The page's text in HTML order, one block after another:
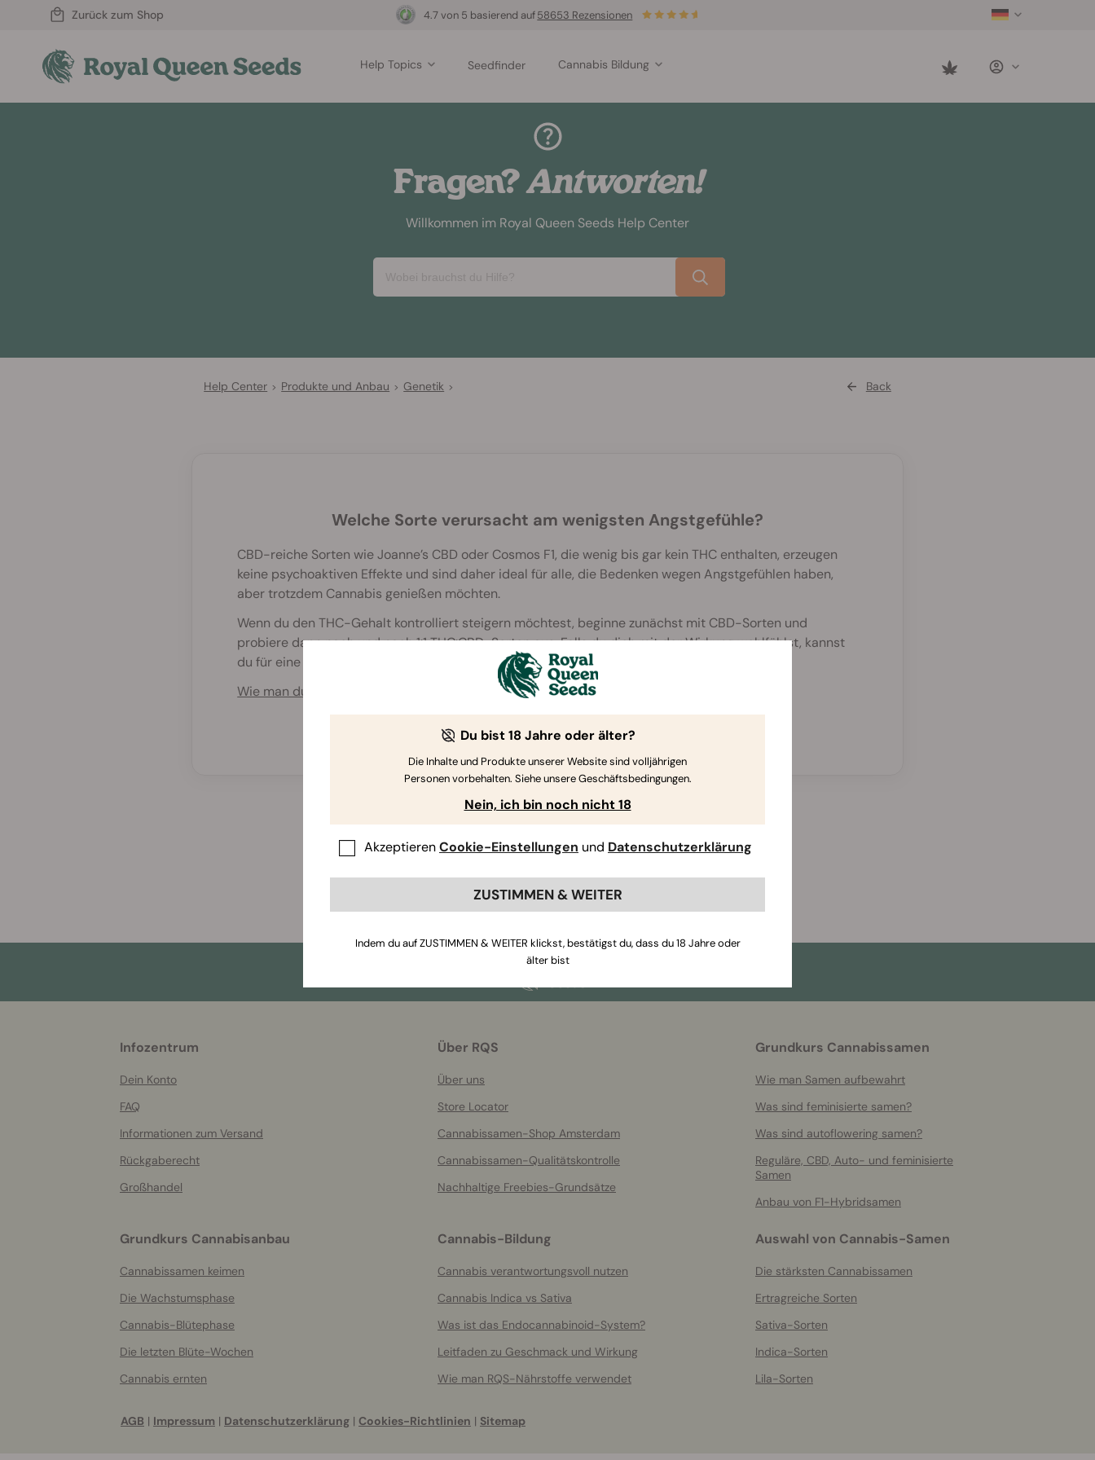
Zurück zum Shop 4.7 von 5 basierend auf58653 Rezensionen
Help Topics Seedfinder Cannabis Bildung
Fragen?Antworten!
Willkommen im Royal Queen Seeds Help Center
Help Center > Produkte und Anbau > Genetik > Back
Welche Sorte verursacht am wenigsten Angstgefühle?
CBD-reiche Sorten wie Joanne’s CBD oder Cosmos F1, die wenig bis gar kein THC enthalten, erzeugen
keine psychoaktiven Effekte und sind daher ideal für alle, die Bedenken wegen Angstgefühlen haben,
aber trotzdem Cannabis genießen möchten.
Wenn du den THC-Gehalt kontrolliert steigern möchtest, beginne zunächst mit CBD-Sorten und
probiere dann nach und nach 1:1 THC:CBD-Sorten aus. Falls du dich mit der Wirkung wohlfühlst, kannst
du für eine ausgewogenere Erfahrung Sorten mit höherem THC-Gehalt ausprobieren.
Wie man durch Cannabis verursachte Angst verhindert und bekämpft
Wenn Sie weitere Fragen haben kontaktieren Sie uns
Infozentrum
Dein Konto
FAQ
Informationen zum Versand
Rückgaberecht
Großhandel
Über RQS
Über uns
Store Locator
Cannabissamen-Shop Amsterdam
Cannabissamen-Qualitätskontrolle
Nachhaltige Freebies-Grundsätze
Grundkurs Cannabissamen
Wie man Samen aufbewahrt
Was sind feminisierte samen?
Was sind autoflowering samen?
Reguläre, CBD, Auto- und feminisierte
Samen
Anbau von F1-Hybridsamen
Grundkurs Cannabisanbau
Cannabissamen keimen
Die Wachstumsphase
Cannabis-Blütephase
Die letzten Blüte-Wochen
Cannabis ernten
Cannabis-Bildung
Cannabis verantwortungsvoll nutzen
Cannabis Indica vs Sativa
Was ist das Endocannabinoid-System?
Leitfaden zu Geschmack und Wirkung
Wie man RQS-Nährstoffe verwendet
Auswahl von Cannabis-Samen
Die stärksten Cannabissamen
Ertragreiche Sorten
Sativa-Sorten
Indica-Sorten
Lila-Sorten
AGB | Impressum | Datenschutzerklärung | Cookies-Richtlinien | Sitemap
Du bist 18 Jahre oder älter?
Die Inhalte und Produkte unserer Website sind volljährigen
Personen vorbehalten. Siehe unsere Geschäftsbedingungen.
Nein, ich bin noch nicht 18
AkzeptierenCookie-Einstellungen und Datenschutzerklärung
ZUSTIMMEN & WEITER
Indem du auf ZUSTIMMEN & WEITER klickst, bestätigst du, dass du 18 Jahre oder
älter bist